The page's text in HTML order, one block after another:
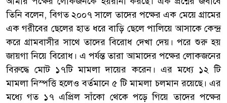
তিনি বলেন, বিগত ২০০৭ সালে তাদের পক্ষের এক মেয়ে গ্রামের
এক গরীবের ছেলের হাত ধরে বাড়ি ছেলে পালিয়ে আসাকে কেন্দ্র
করে গ্রামবাসীর সাথে তাদের বিরোধ দেখা দেয়। পরে শুরু হয়
জায়গা নিয়ে বিরোধ। এ পর্যন্ত তারা আমাদের পক্ষের লোকজনের
বিরুদ্ধে মোট ১৭টি মামলা দায়ের করেন। এর মধ্যে ১২ টি
মামলা নিস্পত্তি হলেও বর্তমানে ৫ টি মামলা চলমান রয়েছে। এর
মধ্যে গত ১৭ এপ্রিল সাঁকো থেকে পড়ে গিয়ে তাদের পক্ষের